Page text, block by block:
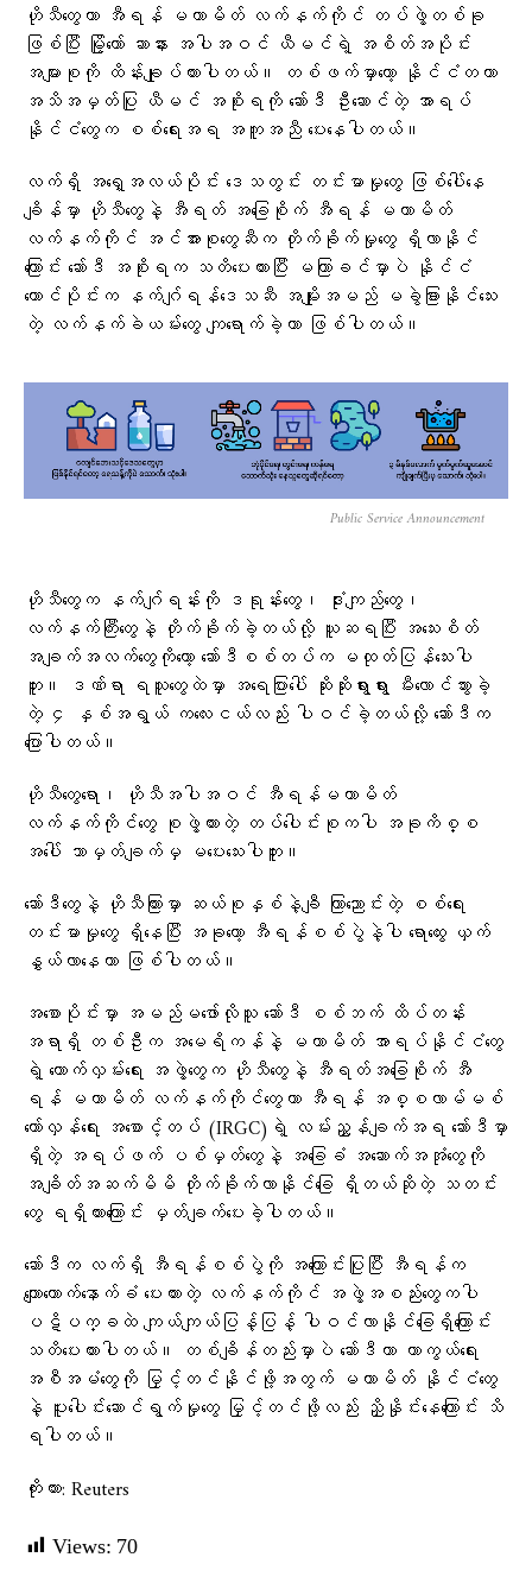
ဟိုသီတွေဟာ အီရန် မဟာမိတ် လက်နက်ကိုင် တပ်ဖွဲ့တစ်ခု
ဖြစ်ပြီး မြို့တော် ဆာနား အပါအဝင် ယီမင်ရဲ့ အစိတ်အပိုင်း
အများစုကို ထိန်းချုပ်ထားပါတယ်။ တစ်ဖက်မှာတော့ နိုင်ငံတကာ
အသိအမှတ်ပြု ယီမင် အစိုးရကို ဆော်ဒီ ဦးဆောင်တဲ့ အာရပ်
နိုင်ငံတွေက စစ်ရေးအရ အကူအညီ ပေးနေပါတယ်။
လက်ရှိ အရှေ့အလယ်ပိုင်း ဒေသတွင်း တင်းမာမှုတွေ ဖြစ်ပေါ်နေ
ချိန်မှာ ဟိုသီတွေနဲ့ အီရတ် အခြေစိုက် အီရန် မဟာမိတ်
လက်နက်ကိုင် အင်အားစုတွေဆီက တိုက်ခိုက်မှုတွေ ရှိလာနိုင်
ကြောင်း ဆော်ဒီ အစိုးရက သတိပေးထားပြီး မကြာခင်မှာပဲ နိုင်ငံ
တောင်ပိုင်းက နက်ဂျ်ရန်ဒေသဆီ အမျိုးအမည် မခွဲခြားနိုင်သေး
တဲ့ လက်နက်ခဲယမ်းတွေ ကျရောက်ခဲ့တာ ဖြစ်ပါတယ်။
Public Service Announcement
ဟိုသီတွေက နက်ဂျ်ရန်းကို ဒရုန်းတွေ၊ ဒုံးကျည်တွေ၊
လက်နက်ကြီးတွေနဲ့ တိုက်ခိုက်ခဲ့တယ်လို့ ယူဆရပြီး အသေးစိတ်
အချက်အလက်တွေကိုတော့ ဆော်ဒီစစ်တပ်က မထုတ်ပြန်သေးပါ
ဘူး။ ဒဏ်ရာ ရသူတွေထဲမှာ အရေပြားပေါ် ဆိုးဆိုးရွားရွား မီးလောင်သွားခဲ့
တဲ့ ၄ နှစ်အရွယ် ကလေးငယ်လည်း ပါဝင်ခဲ့တယ်လို့ ဆော်ဒီက
ပြောပါတယ်။
ဟိုသီတွေရော၊ ဟိုသီအပါအဝင် အီရန်မဟာမိတ်
လက်နက်ကိုင်တွေ စုဖွဲ့ထားတဲ့ တပ်ပေါင်းစုကပါ အခုကိစ္စ
အပေါ် ဘာမှတ်ချက်မှ မပေးသေးပါဘူး။
ဆော်ဒီတွေနဲ့ ဟိုသီကြားမှာ ဆယ်စုနှစ်နဲ့ချီ ကြာညောင်းတဲ့ စစ်ရေး
တင်းမာမှုတွေ ရှိနေပြီး အခုတော့ အီရန်စစ်ပွဲနဲ့ပါ ရောထွေး ယှက်
နွှယ်လာနေတာ ဖြစ်ပါတယ်။
အစောပိုင်းမှာ အမည်မဖော်လိုသူ ဆော်ဒီ စစ်ဘက် ထိပ်တန်း
အရာရှိ တစ်ဦးက အမေရိကန်နဲ့ မဟာမိတ် အာရပ်နိုင်ငံတွေ
ရဲ့ ထောက်လှမ်းရေး အဖွဲ့တွေက ဟိုသီတွေနဲ့ အီရတ်အခြေစိုက် အီ
ရန် မဟာမိတ် လက်နက်ကိုင်တွေဟာ အီရန် အစ္စလာမ်မစ်
တော်လှန်ရေး အစောင့်တပ် (IRGC)ရဲ့ လမ်းညွှန်ချက်အရ ဆော်ဒီမှာ
ရှိတဲ့ အရပ်ဖက် ပစ်မှတ်တွေနဲ့ အခြေခံ အဆောက်အအုံတွေကို
အချိတ်အဆက်မိမိ တိုက်ခိုက်လာနိုင်ခြေ ရှိတယ်ဆိုတဲ့ သတင်း
တွေ ရရှိထားကြောင်း မှတ်ချက်ပေးခဲ့ပါတယ်။
ဆော်ဒီက လက်ရှိ အီရန်စစ်ပွဲကို အကြောင်းပြုပြီး အီရန်က
ကျောထောက်နောက်ခံ ပေးထားတဲ့ လက်နက်ကိုင် အဖွဲ့အစည်းတွေကပါ
ပဋိပက္ခထဲ ကျယ်ကျယ်ပြန့်ပြန့် ပါဝင်လာနိုင်ခြေရှိကြောင်း
သတိပေးထားပါတယ်။ တစ်ချိန်တည်းမှာပဲ ဆော်ဒီဟာ ကာကွယ်ရေး
အစီအမံတွေကို မြှင့်တင်နိုင်ဖို့အတွက် မဟာမိတ် နိုင်ငံတွေ
နဲ့ ပူးပေါင်းဆောင်ရွက်မှုတွေ မြှင့်တင်ဖို့လည်း ညှိနှိုင်းနေကြောင်း သိ
ရပါတယ်။
ကိုးကား: Reuters
Views: 70